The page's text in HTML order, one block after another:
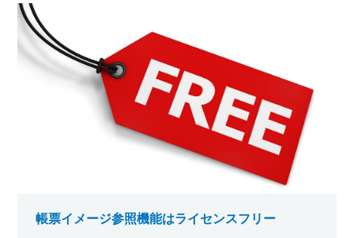
帳票イメージ参照機能はライセンスフリー